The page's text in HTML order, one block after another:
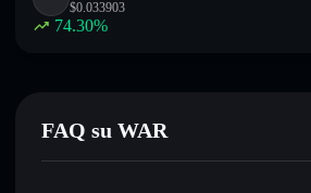
$0.033903
74.30%
FAQ su WAR